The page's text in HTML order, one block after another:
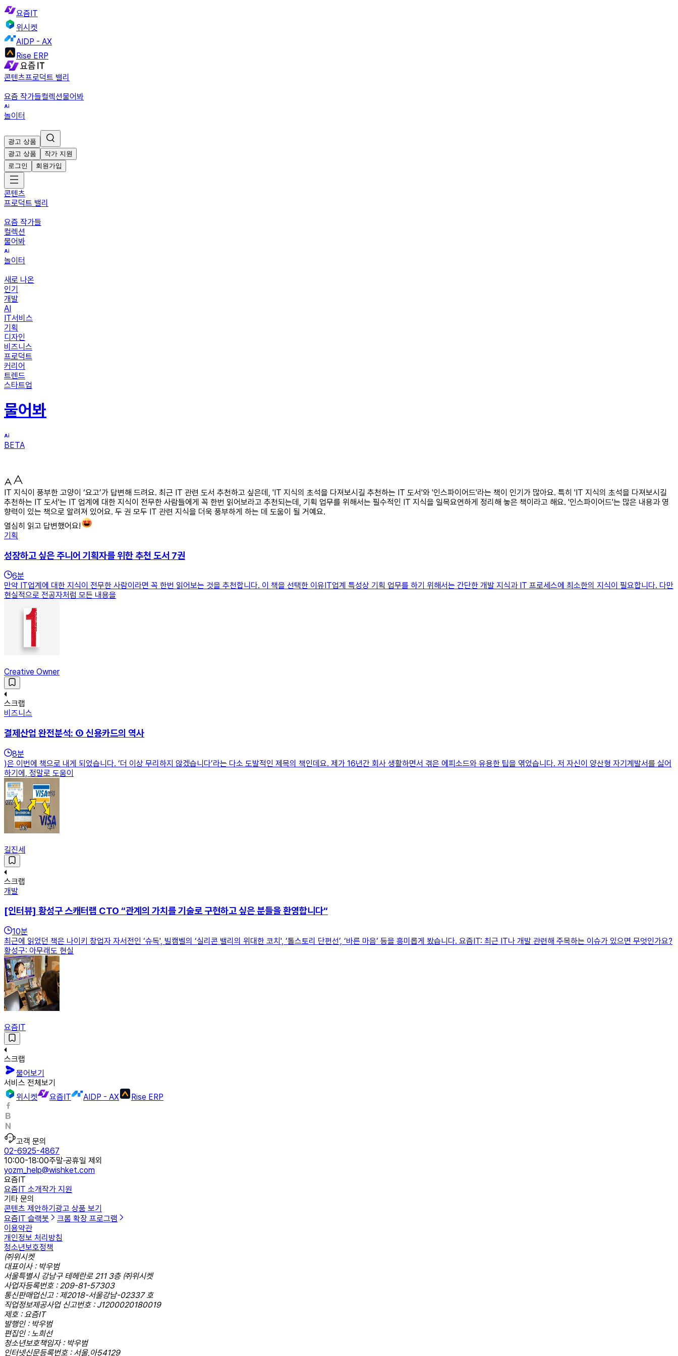
요즘IT
위시켓
AIDP - AX
Rise ERP
콘텐츠프로덕트 밸리
요즘 작가들컬렉션물어봐
놀이터
광고 상품
광고 상품
작가 지원
로그인
회원가입
콘텐츠
프로덕트 밸리
요즘 작가들
컬렉션
물어봐
놀이터
새로 나온
인기
개발
AI
IT서비스
기획
디자인
비즈니스
프로덕트
커리어
트렌드
스타트업
물어봐
BETA
IT 지식이 풍부한 고양이 ‘요고’가 답변해 드려요. 최근 IT 관련 도서 추천하고 싶은데, 'IT 지식의 초석을 다져보시길 추천하는 IT 도서'와 '인스파이어드'라는 책이 인기가 많아요. 특히 'IT 지식의 초석을 다져보시길
추천하는 IT 도서'는 IT 업계에 대한 지식이 전무한 사람들에게 꼭 한번 읽어보라고 추천되는데, 기획 업무를 위해서는 필수적인 IT 지식을 일목요연하게 정리해 놓은 책이라고 해요. '인스파이어드'는 많은 내용과 영
향력이 있는 책으로 알려져 있어요. 두 권 모두 IT 관련 지식을 더욱 풍부하게 하는 데 도움이 될 거예요.
열심히 읽고 답변했어요!
기획
성장하고 싶은 주니어 기획자를 위한 추천 도서 7권
6분
만약 IT업계에 대한 지식이 전무한 사람이라면 꼭 한번 읽어보는 것을 추천합니다. 이 책을 선택한 이유IT업계 특성상 기획 업무를 하기 위해서는 간단한 개발 지식과 IT 프로세스에 최소한의 지식이 필요합니다. 다만
현실적으로 전공자처럼 모든 내용을
Creative Owner
스크랩
비즈니스
결제산업 완전분석: ① 신용카드의 역사
8분
)은 이번에 책으로 내게 되었습니다. ‘더 이상 무리하지 않겠습니다’라는 다소 도발적인 제목의 책인데요. 제가 16년간 회사 생활하면서 겪은 에피소드와 유용한 팁을 엮었습니다. 저 자신이 양산형 자기계발서를 싫어
하기에, 정말로 도움이
길진세
스크랩
개발
[인터뷰] 황성구 스캐터랩 CTO “관계의 가치를 기술로 구현하고 싶은 분들을 환영합니다“
10분
최근에 읽었던 책은 나이키 창업자 자서전인 ‘슈독', 빌캠벨의 ‘실리콘 밸리의 위대한 코치', ‘톨스토리 단편선’, ‘바른 마음’ 등을 흥미롭게 봤습니다. 요즘IT: 최근 IT나 개발 관련해 주목하는 이슈가 있으면 무엇인가요?
황성구: 아무래도 현실
요즘IT
스크랩
물어보기
서비스 전체보기
위시켓
요즘IT AIDP - AX Rise ERP
고객 문의
02-6925-4867
10:00-18:00주말·공휴일 제외
yozm_help@wishket.com
요즘IT
요즘IT 소개작가 지원
기타 문의
콘텐츠 제안하기 광고 상품 보기
요즘IT 슬랙봇
크롬 확장 프로그램
이용약관
개인정보 처리방침
청소년보호정책
㈜위시켓
대표이사 : 박우범
서울특별시 강남구 테헤란로 211 3층 ㈜위시켓
사업자등록번호 : 209-81-57303
통신판매업신고 : 제2018-서울강남-02337 호
직업정보제공사업 신고번호 : J1200020180019
제호 : 요즘IT
발행인 : 박우범
편집인 : 노희선
청소년보호책임자 : 박우범
인터넷신문등록번호 : 서울,아54129